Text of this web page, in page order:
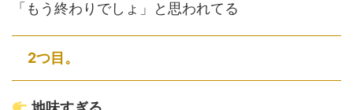
「もう終わりでしょ」と思われてる
2つ目。